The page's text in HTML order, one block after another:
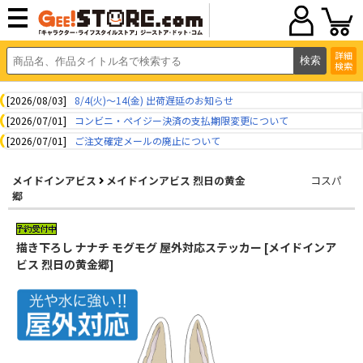
詳細
検索
[2026/08/03]
8/4(火)～14(金) 出荷遅延のお知らせ
[2026/07/01]
コンビニ・ペイジー決済の支払期限変更について
[2026/07/01]
ご注文確定メールの廃止について
メイドインアビス
メイドインアビス 烈日の黄金
郷
コスパ
描き下ろし ナナチ モグモグ 屋外対応ステッカー [メイドインア
ビス 烈日の黄金郷]